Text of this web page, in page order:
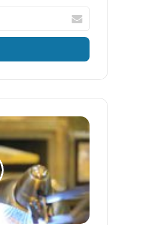
آدرس
ایمیل
خود
وارد
نگارگری
اصفهان